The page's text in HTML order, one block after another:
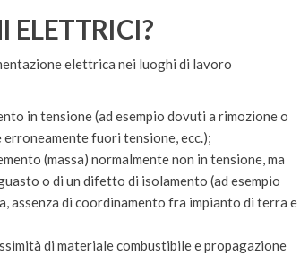
ELETTRICI?
elettrica nei luoghi di lavoro
in tensione (ad esempio dovuti a rimozione o
fuori tensione, ecc.);
(massa) normalmente non in tensione, ma
o di un difetto di isolamento (ad esempio
assenza di coordinamento fra impianto di terra e
di materiale combustibile e propagazione